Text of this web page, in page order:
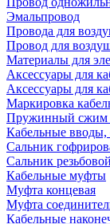
Эмальпровод
Провода для
Провод для
Материалы для
Аксессуары для
Аксессуары для
Маркировка
Пружинный сжим
Кабельные вводы,
Сальник
Сальник резьбовой
Кабельные муфты
Муфта концевая
Муфта
Кабельные